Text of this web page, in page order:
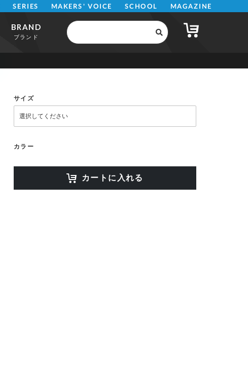
SERIES MAKERS' VOICE SCHOOL MAGAZINE
BRAND
ブランド
サイズ
カラー
カートに入れる